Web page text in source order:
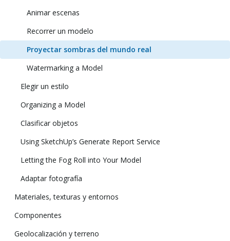
Animar escenas
Recorrer un modelo
Proyectar sombras del mundo real
Watermarking a Model
Elegir un estilo
Organizing a Model
Clasificar objetos
Using SketchUp’s Generate Report Service
Letting the Fog Roll into Your Model
Adaptar fotografía
Materiales, texturas y entornos
Componentes
Geolocalización y terreno